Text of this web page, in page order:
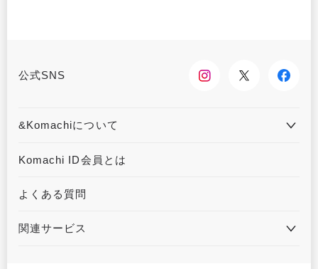
公式SNS
&Komachiについて
&Komachiとは
Komachi ID会員とは
よくある質問
関連サービス